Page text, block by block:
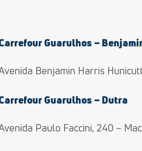
Guarulhos –
Benjamin Harris
Guarulhos – Dutra
Paulo Faccini, 240 –